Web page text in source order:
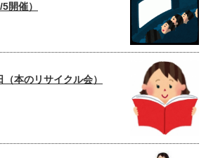
開催）
本のリサイクル会）